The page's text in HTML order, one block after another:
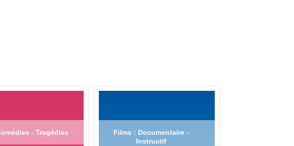
- Tragédies
Films : Documentaire -
Instructif